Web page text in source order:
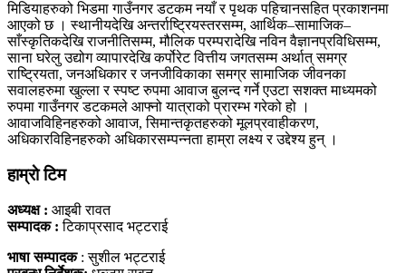
मिडियाहरुको भिडमा गाउँनगर डटकम नयाँ र पृथक पहिचानसहित प्रकाशनमा
आएको छ । स्थानीयदेखि अन्तर्राष्ट्रियस्तरसम्म, आर्थिक–सामाजिक–
साँस्कृतिकदेखि राजनीतिसम्म, मौलिक परम्परादेखि नविन वैज्ञानप्रविधिसम्म,
साना घरेलु उद्योग व्यापारदेखि कर्पोरेट वित्तीय जगतसम्म अर्थात् समग्र
राष्ट्रियता, जनअधिकार र जनजीविकाका समग्र सामाजिक जीवनका
सवालहरुमा खुल्ला र स्पष्ट रुपमा आवाज बुलन्द गर्ने एउटा सशक्त माध्यमको
रुपमा गाउँनगर डटकमले आफ्नो यात्राको प्रारम्भ गरेको हो ।
आवाजविहिनहरुको आवाज, सिमान्तकृतहरुको मूलप्रवाहीकरण,
अधिकारविहिनहरुको अधिकारसम्पन्नता हाम्रा लक्ष्य र उद्देश्य हुन् ।
हाम्राे टिम
अध्यक्ष : आइबी रावत
सम्पादक :टिकाप्रसाद भट्टराई
भाषा सम्पादक: सुशील भट्टराई